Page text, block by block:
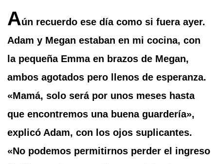
Aún recuerdo ese día como si fuera ayer.
Adam y Megan estaban en mi cocina, con
la pequeña Emma en brazos de Megan,
ambos agotados pero llenos de esperanza.
«Mamá, solo será por unos meses hasta
que encontremos una buena guardería»,
explicó Adam, con los ojos suplicantes.
«No podemos permitirnos perder el ingreso